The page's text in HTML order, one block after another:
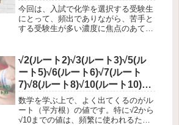
今回は、入試で化学を選択する受験生
にとって、頻出でありながら、苦手と
する受験生が多い濃度に焦点のあてま
パーセント濃度とモル濃度の基本化学
の試験で頻出の濃度計算は多くの高校
生...
√2(ルート2)√3(ルート3)√5(ル
ート5)√6(ルート6)√7(ルート
7)√8(ルート8)√10(ルート10)の
覚え方
数学を学ぶ上で、よく出てくるのがル
ート（平方根）の値です。特に√2から
√10までの値は、頻繁に使われるた